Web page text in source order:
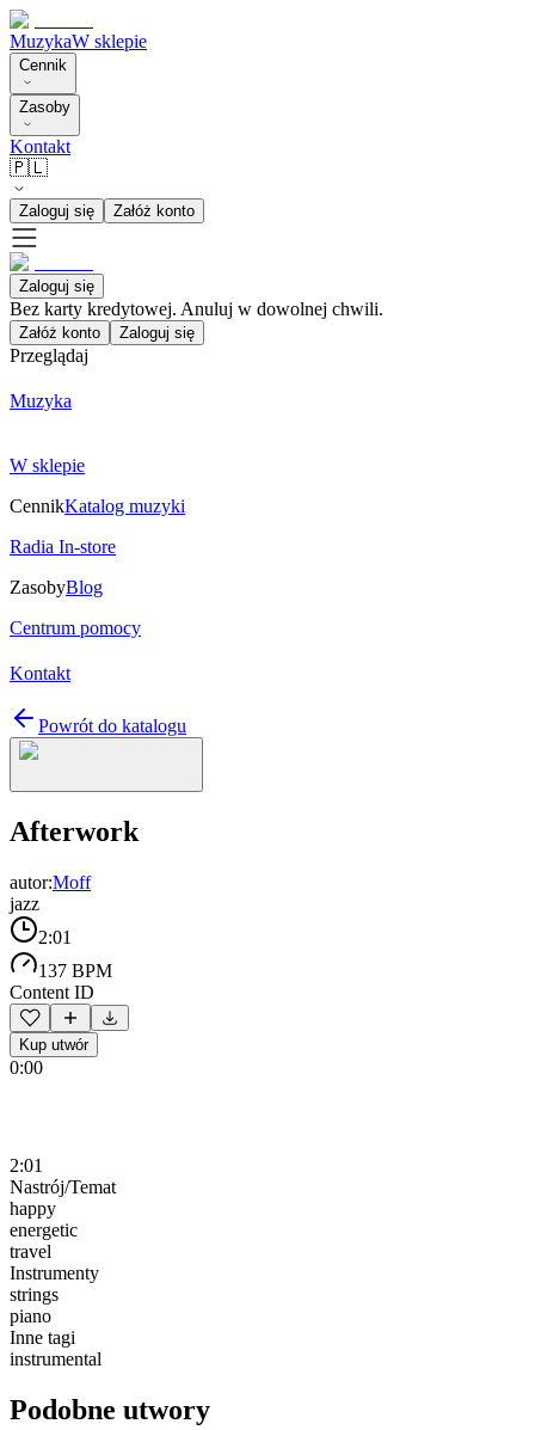
MuzykaW sklepie
Cennik
Zasoby
Kontakt
🇵🇱
Zaloguj się Załóż konto
Zaloguj się
Bez karty kredytowej. Anuluj w dowolnej chwili.
Załóż konto Zaloguj się
Przeglądaj
Muzyka
W sklepie
CennikKatalog muzyki
Radia In-store
ZasobyBlog
Centrum pomocy
Kontakt
Powrót do katalogu
Afterwork
autor:Moff
jazz
2:01
137 BPM
Content ID
Kup utwór
0:00
2:01
Nastrój/Temat
happy
energetic
travel
Instrumenty
strings
piano
Inne tagi
instrumental
Podobne utwory